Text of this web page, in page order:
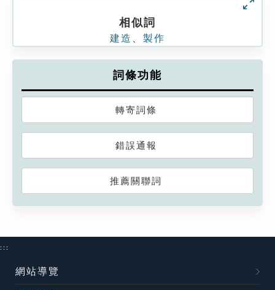
相似詞
建造 製作
詞條功能
轉寄詞條
錯誤通報
推薦關聯詞
:::
網站導覽